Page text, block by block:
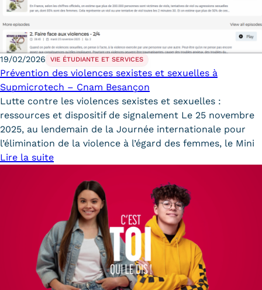
19/02/2026 VIE ÉTUDIANTE ET SERVICES
Prévention des violences sexistes et sexuelles à
Supmicrotech – Cnam Besançon
Lutte contre les violences sexistes et sexuelles :
ressources et dispositif de signalement Le 25 novembre
2025, au lendemain de la Journée internationale pour
l’élimination de la violence à l’égard des femmes, le Mini
Lire la suite